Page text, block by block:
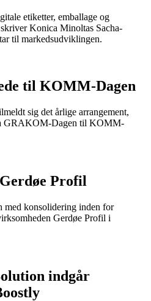
etiketter, emballage og
Konica Minoltas Sacha-
til markedsudviklingen.
til KOMM-Dagen
sig det årlige arrangement,
GRAKOM-Dagen til KOMM-
Profil
med konsolidering inden for
Gerdøe Profil i
indgår